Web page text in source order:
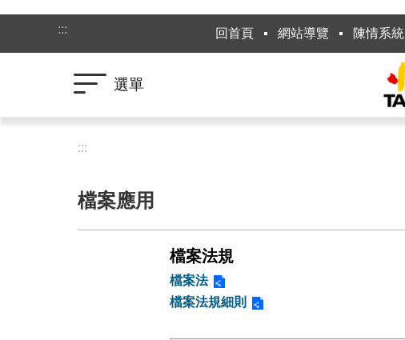
跳到主要內容區塊
:::
回首頁 網站導覽 陳情系統
選單
:::
檔案應用
檔案法規
檔案法
檔案法規細則